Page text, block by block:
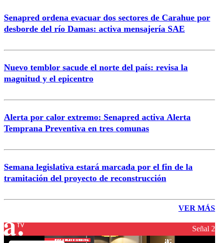
Senapred ordena evacuar dos sectores de Carahue por
desborde del río Damas: activa mensajería SAE
Nuevo temblor sacude el norte del país: revisa la
magnitud y el epicentro
Alerta por calor extremo: Senapred activa Alerta
Temprana Preventiva en tres comunas
Semana legislativa estará marcada por el fin de la
tramitación del proyecto de reconstrucción
VER MÁS
Señal 2